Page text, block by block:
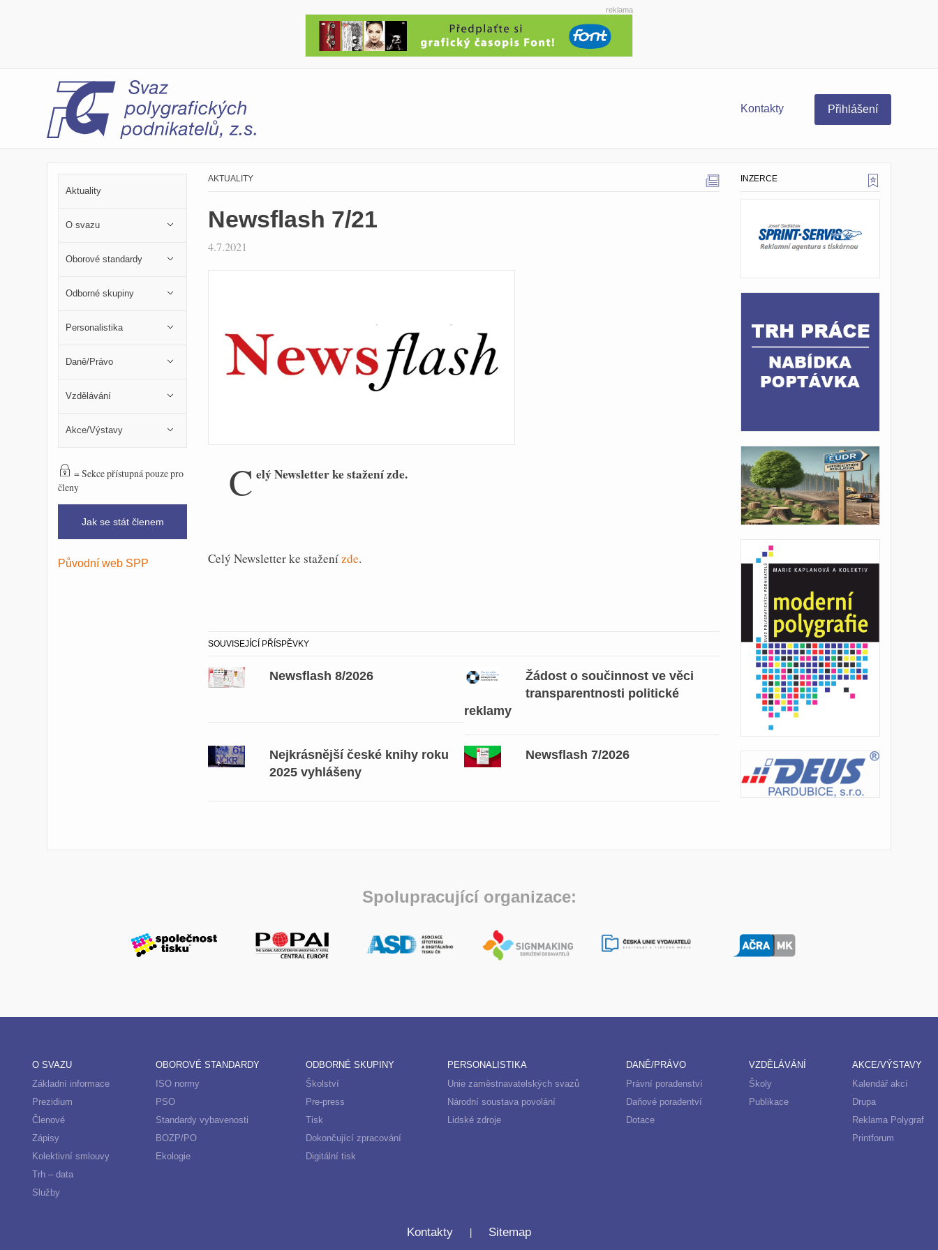
reklama
Kontakty Přihlášení
INZERCE
Aktuality
O svazu
Oborové standardy
Odborné skupiny
Personalistika
Daně/Právo
Vzdělávání
Akce/Výstavy
= Sekce přístupná pouze pro
členy
Jak se stát členem
Původní web SPP
AKTUALITY
Newsflash 7/21
4.7.2021
C elý Newsletter ke stažení zde.
Celý Newsletter ke stažení zde.
SOUVISEJÍCÍ PŘÍSPĚVKY
Newsflash 8/2026
Žádost o součinnost ve věci
transparentnosti politické
reklamy
Nejkrásnější české knihy roku
2025 vyhlášeny
Newsflash 7/2026
Spolupracující organizace:
O SVAZU
Základní informace
Prezidium
Členové
Zápisy
Kolektivní smlouvy
Trh – data
Služby
OBOROVÉ STANDARDY
ISO normy
PSO
Standardy vybavenosti
BOZP/PO
Ekologie
ODBORNÉ SKUPINY
Školství
Pre-press
Tisk
Dokončující zpracování
Digitální tisk
PERSONALISTIKA
Unie zaměstnavatelských svazů
Národní soustava povolání
Lidské zdroje
DANĚ/PRÁVO
Právní poradenství
Daňové poradentví
Dotace
VZDĚLÁVÁNÍ
Školy
Publikace
AKCE/VÝSTAVY
Kalendář akcí
Drupa
Reklama Polygraf
Printforum
Kontakty | Sitemap